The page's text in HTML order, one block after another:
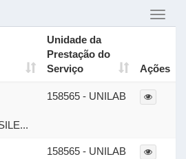
filtros
Unidade da
Prestação do
Serviço
Ações
158565 - UNILAB
158565 - UNILAB